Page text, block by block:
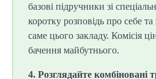
базові підручники зі
коротку розповідь про себе
саме цього закладу. Комісія
бачення майбутнього.
4. Розглядайте комбіновані